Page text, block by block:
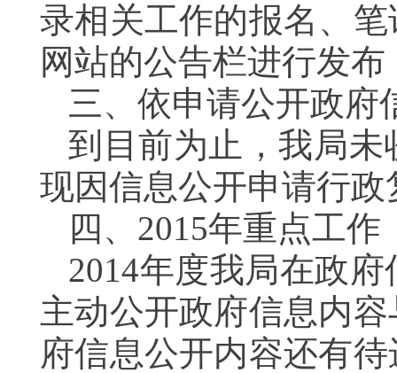
录相关工作的报名、
网站的公告栏进行发
三、依申请公开政府
到目前为止，我局
现因信息公开申请行
四、2015年重点工作
2014年度我局在政
主动公开政府信息内
府信息公开内容还有